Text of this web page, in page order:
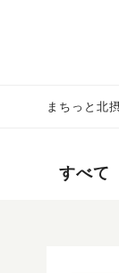
まちっと北
すべて